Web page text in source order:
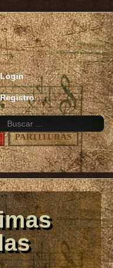
Login
Registro
PARTITURAS